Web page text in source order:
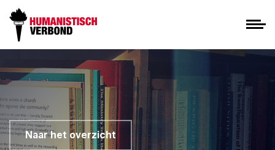
Naar het overzicht